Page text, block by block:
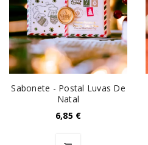
Sabonete - Postal Luvas De
Natal
6,85 €